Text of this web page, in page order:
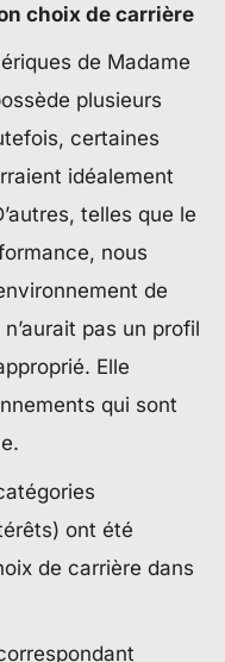
choix de carrière
de Madame
plusieurs
certaines
idéalement
telles que le
nous
de
pas un profil
Elle
qui sont
ont été
de carrière dans